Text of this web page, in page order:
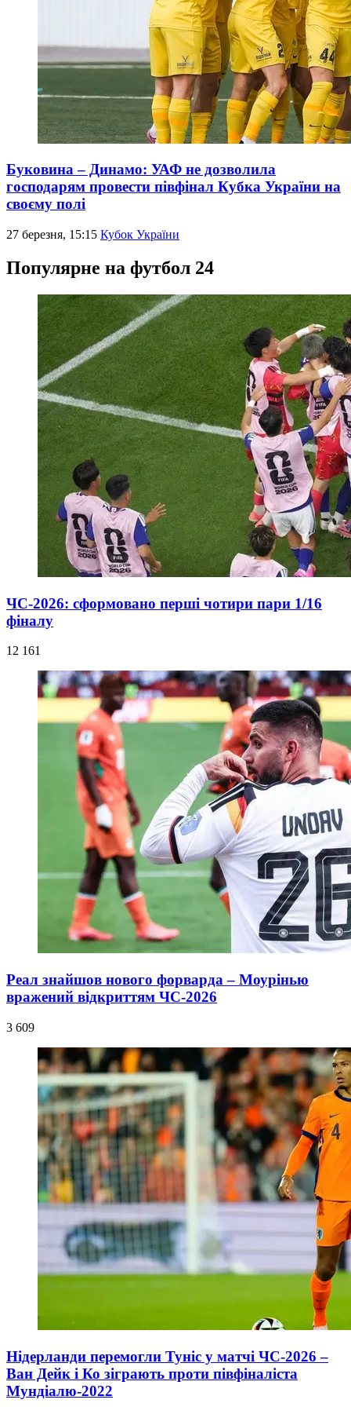
Буковина – Динамо: УАФ не дозволила
господарям провести півфінал Кубка України на
своєму полі
27 березня, 15:15 Кубок України
Популярне на футбол 24
ЧС-2026: сформовано перші чотири пари 1/16
фіналу
12 161
Реал знайшов нового форварда – Моурінью
вражений відкриттям ЧС-2026
3 609
Нідерланди перемогли Туніс у матчі ЧС-2026 –
Ван Дейк і Ко зіграють проти півфіналіста
Мундіалю-2022